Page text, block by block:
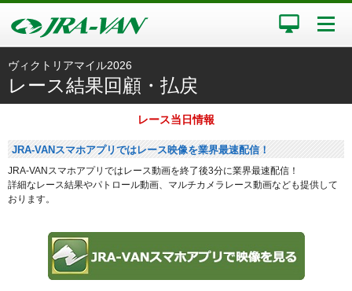
ヴィクトリアマイル2026
レース結果回顧・払戻
レース当日情報
JRA-VANスマホアプリではレース映像を業界最速配信！
JRA-VANスマホアプリではレース動画を終了後3分に業界最速配信！
詳細なレース結果やパトロール動画、マルチカメラレース動画なども提供して
おります。